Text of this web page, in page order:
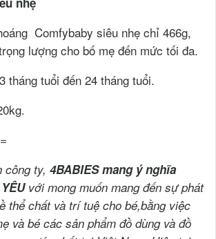
Comfybaby siêu nhẹ chỉ 466g,
lượng cho bố mẹ đến mức tối đa.
tháng tuổi đến 24 tháng tuổi.
công ty, 4BABIES mang ý nghĩa
vớimong muốn mang đến sự phát
thể chất và trí tuệ cho bé,bằng việc
và bé các sản phẩm đồ dùng và đồ